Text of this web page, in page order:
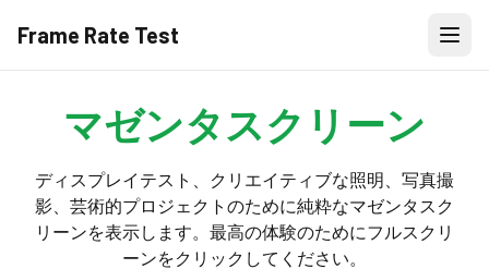
Frame Rate Test
マゼンタスクリーン
ディスプレイテスト、クリエイティブな照明、写真撮
影、芸術的プロジェクトのために純粋なマゼンタスク
リーンを表示します。最高の体験のためにフルスクリ
ーンをクリックしてください。